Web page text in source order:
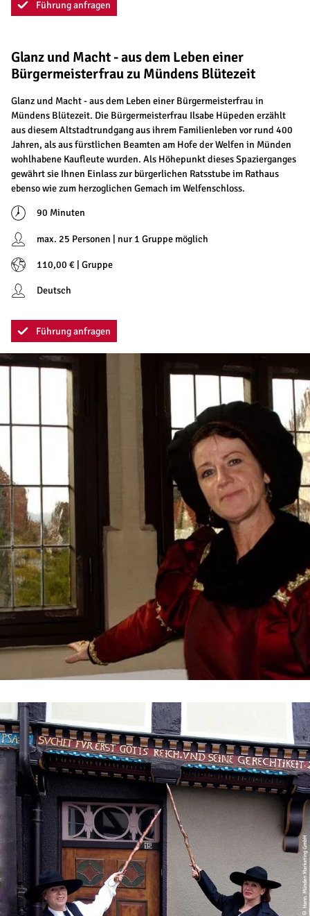
Führung anfragen
Glanz und Macht - aus dem Leben einer
Bürgermeisterfrau zu Mündens Blütezeit
Glanz und Macht - aus dem Leben einer Bürgermeisterfrau in
Mündens Blütezeit. Die Bürgermeisterfrau Ilsabe Hüpeden erzählt
aus diesem Altstadtrundgang aus ihrem Familienleben vor rund 400
Jahren, als aus fürstlichen Beamten am Hofe der Welfen in Münden
wohlhabene Kaufleute wurden. Als Höhepunkt dieses Spazierganges
gewährt sie Ihnen Einlass zur bürgerlichen Ratsstube im Rathaus
ebenso wie zum herzoglichen Gemach im Welfenschloss.
90 Minuten
max. 25 Personen | nur 1 Gruppe möglich
110,00 € | Gruppe
Deutsch
Führung anfragen
© Hann. Münden Marketing GmbH